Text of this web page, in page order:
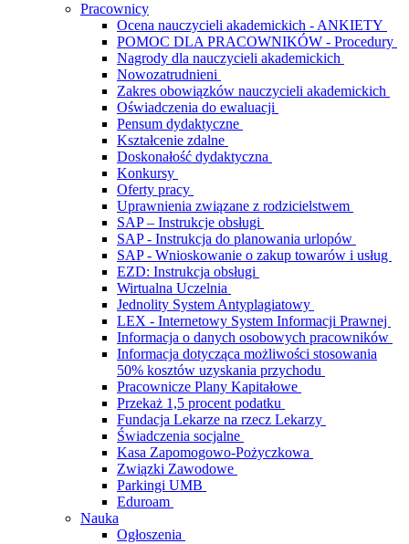
Pracownicy
Ocena nauczycieli akademickich - ANKIETY
POMOC DLA PRACOWNIKÓW - Procedury
Nagrody dla nauczycieli akademickich
Nowozatrudnieni
Zakres obowiązków nauczycieli akademickich
Oświadczenia do ewaluacji
Pensum dydaktyczne
Kształcenie zdalne
Doskonałość dydaktyczna
Konkursy
Oferty pracy
Uprawnienia związane z rodzicielstwem
SAP – Instrukcje obsługi
SAP - Instrukcja do planowania urlopów
SAP - Wnioskowanie o zakup towarów i usług
EZD: Instrukcja obsługi
Wirtualna Uczelnia
Jednolity System Antyplagiatowy
LEX - Internetowy System Informacji Prawnej
Informacja o danych osobowych pracowników
Informacja dotycząca możliwości stosowania
50% kosztów uzyskania przychodu
Pracownicze Plany Kapitałowe
Przekaż 1,5 procent podatku
Fundacja Lekarze na rzecz Lekarzy
Świadczenia socjalne
Kasa Zapomogowo-Pożyczkowa
Związki Zawodowe
Parkingi UMB
Eduroam
Nauka
Ogłoszenia